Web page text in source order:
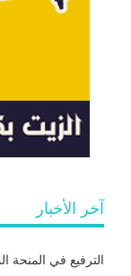
آخر الأخبار
الترفيع في المنحة